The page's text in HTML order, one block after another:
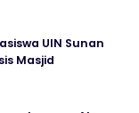
UIN Sunan
Masjid